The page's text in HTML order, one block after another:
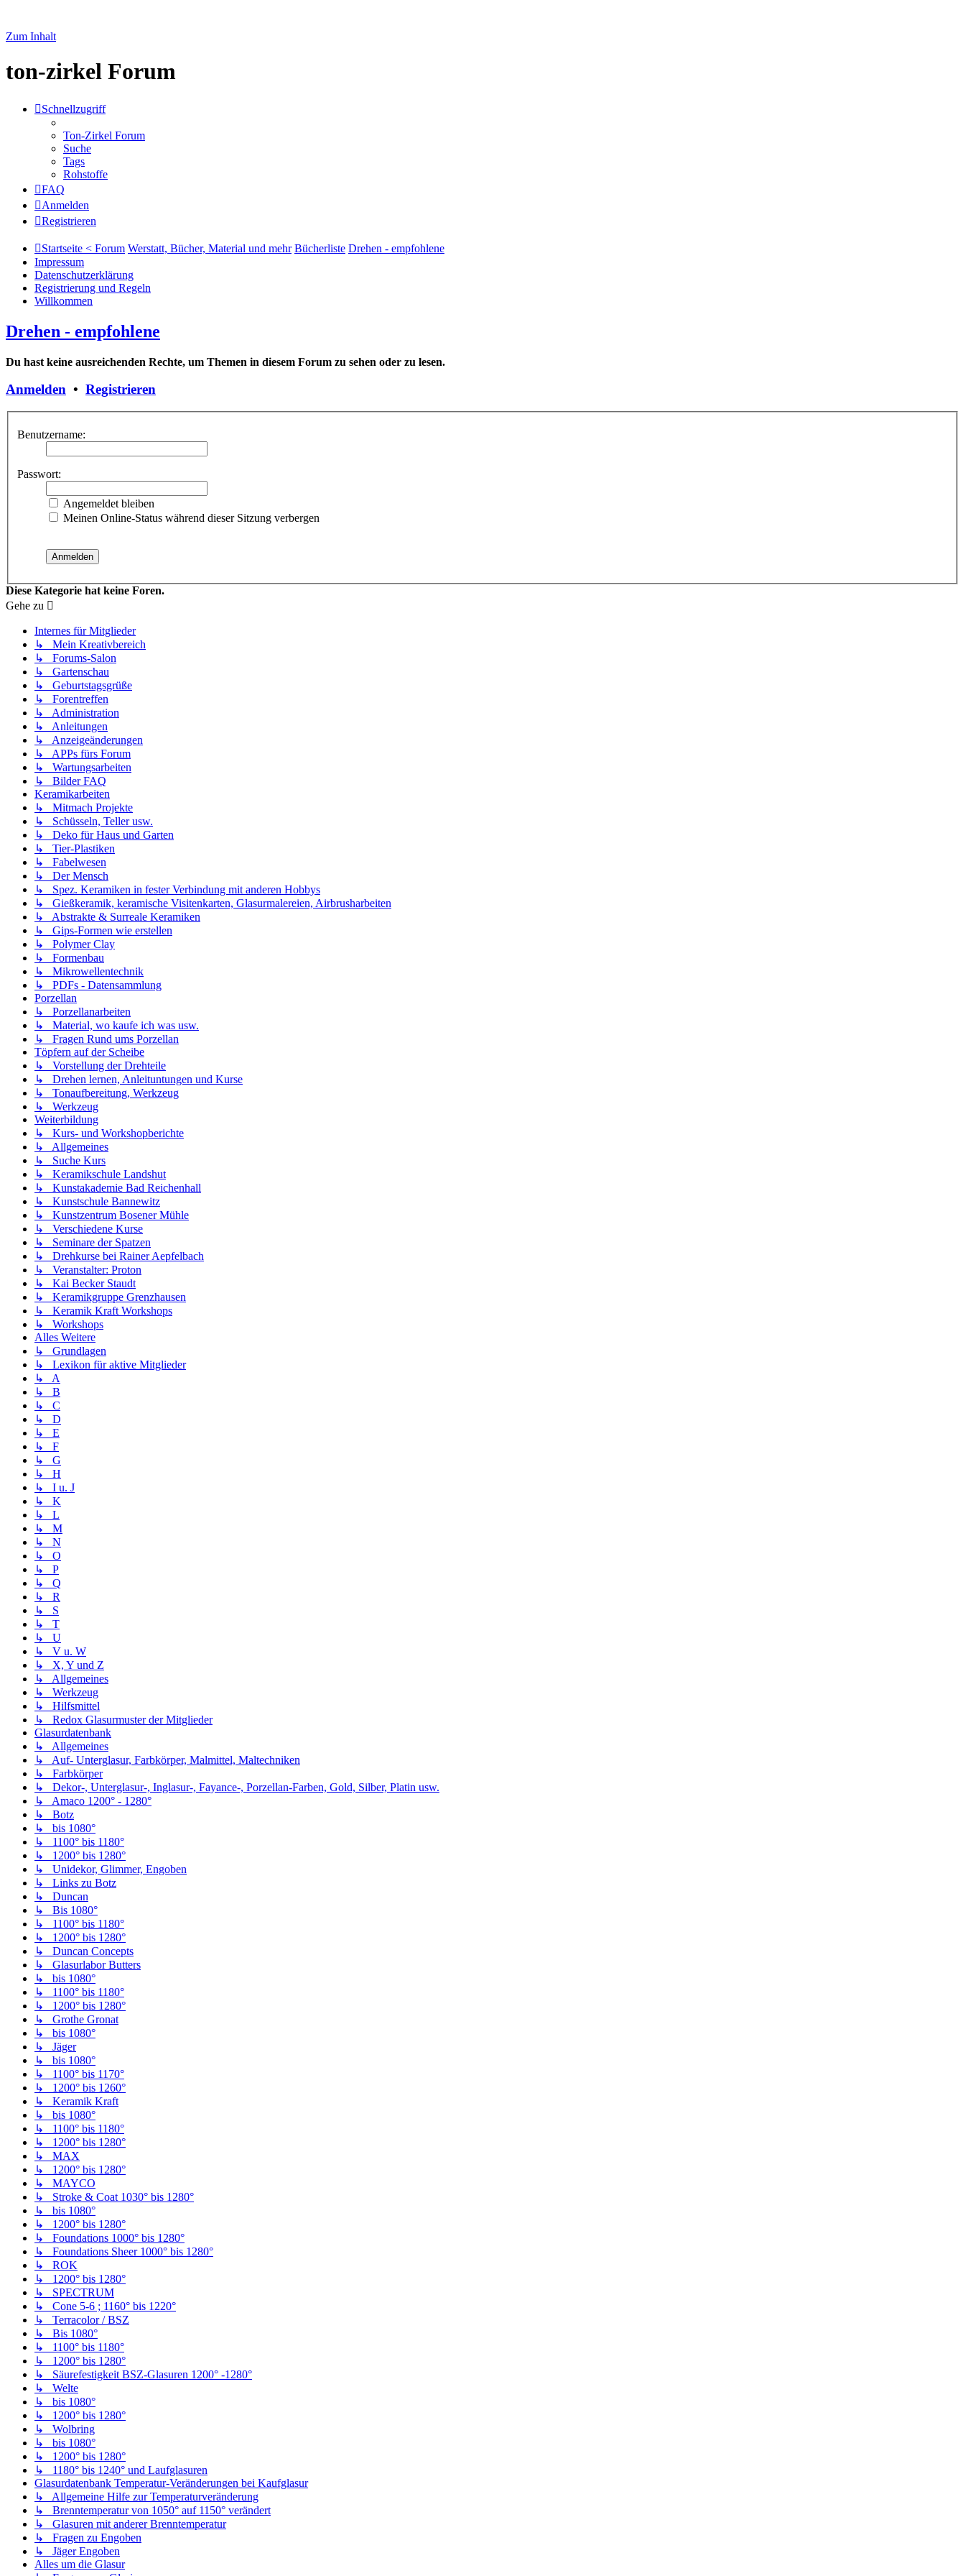
Zum Inhalt
ton-zirkel Forum
Schnellzugriff
Ton-Zirkel Forum
Suche
Tags
Rohstoffe
FAQ
Anmelden
Registrieren
Startseite < Forum Werstatt, Bücher, Material und mehr Bücherliste Drehen - empfohlene
Impressum
Datenschutzerklärung
Registrierung und Regeln
Willkommen
Drehen - empfohlene
Du hast keine ausreichenden Rechte, um Themen in diesem Forum zu sehen oder zu lesen.
Anmelden • Registrieren
Benutzername:
Passwort:
Angemeldet bleiben
Meinen Online-Status während dieser Sitzung verbergen
Diese Kategorie hat keine Foren.
Gehe zu
Internes für Mitglieder
↳ Mein Kreativbereich
↳ Forums-Salon
↳ Gartenschau
↳ Geburtstagsgrüße
↳ Forentreffen
↳ Administration
↳ Anleitungen
↳ Anzeigeänderungen
↳ APPs fürs Forum
↳ Wartungsarbeiten
↳ Bilder FAQ
Keramikarbeiten
↳ Mitmach Projekte
↳ Schüsseln, Teller usw.
↳ Deko für Haus und Garten
↳ Tier-Plastiken
↳ Fabelwesen
↳ Der Mensch
↳ Spez. Keramiken in fester Verbindung mit anderen Hobbys
↳ Gießkeramik, keramische Visitenkarten, Glasurmalereien, Airbrusharbeiten
↳ Abstrakte & Surreale Keramiken
↳ Gips-Formen wie erstellen
↳ Polymer Clay
↳ Formenbau
↳ Mikrowellentechnik
↳ PDFs - Datensammlung
Porzellan
↳ Porzellanarbeiten
↳ Material, wo kaufe ich was usw.
↳ Fragen Rund ums Porzellan
Töpfern auf der Scheibe
↳ Vorstellung der Drehteile
↳ Drehen lernen, Anleituntungen und Kurse
↳ Tonaufbereitung, Werkzeug
↳ Werkzeug
Weiterbildung
↳ Kurs- und Workshopberichte
↳ Allgemeines
↳ Suche Kurs
↳ Keramikschule Landshut
↳ Kunstakademie Bad Reichenhall
↳ Kunstschule Bannewitz
↳ Kunstzentrum Bosener Mühle
↳ Verschiedene Kurse
↳ Seminare der Spatzen
↳ Drehkurse bei Rainer Aepfelbach
↳ Veranstalter: Proton
↳ Kai Becker Staudt
↳ Keramikgruppe Grenzhausen
↳ Keramik Kraft Workshops
↳ Workshops
Alles Weitere
↳ Grundlagen
↳ Lexikon für aktive Mitglieder
↳ A
↳ B
↳ C
↳ D
↳ E
↳ F
↳ G
↳ H
↳ I u. J
↳ K
↳ L
↳ M
↳ N
↳ O
↳ P
↳ Q
↳ R
↳ S
↳ T
↳ U
↳ V u. W
↳ X, Y und Z
↳ Allgemeines
↳ Werkzeug
↳ Hilfsmittel
↳ Redox Glasurmuster der Mitglieder
Glasurdatenbank
↳ Allgemeines
↳ Auf- Unterglasur, Farbkörper, Malmittel, Maltechniken
↳ Farbkörper
↳ Dekor-, Unterglasur-, Inglasur-, Fayance-, Porzellan-Farben, Gold, Silber, Platin usw.
↳ Amaco 1200° - 1280°
↳ Botz
↳ bis 1080°
↳ 1100° bis 1180°
↳ 1200° bis 1280°
↳ Unidekor, Glimmer, Engoben
↳ Links zu Botz
↳ Duncan
↳ Bis 1080°
↳ 1100° bis 1180°
↳ 1200° bis 1280°
↳ Duncan Concepts
↳ Glasurlabor Butters
↳ bis 1080°
↳ 1100° bis 1180°
↳ 1200° bis 1280°
↳ Grothe Gronat
↳ bis 1080°
↳ Jäger
↳ bis 1080°
↳ 1100° bis 1170°
↳ 1200° bis 1260°
↳ Keramik Kraft
↳ bis 1080°
↳ 1100° bis 1180°
↳ 1200° bis 1280°
↳ MAX
↳ 1200° bis 1280°
↳ MAYCO
↳ Stroke & Coat 1030° bis 1280°
↳ bis 1080°
↳ 1200° bis 1280°
↳ Foundations 1000° bis 1280°
↳ Foundations Sheer 1000° bis 1280°
↳ ROK
↳ 1200° bis 1280°
↳ SPECTRUM
↳ Cone 5-6 ; 1160° bis 1220°
↳ Terracolor / BSZ
↳ Bis 1080°
↳ 1100° bis 1180°
↳ 1200° bis 1280°
↳ Säurefestigkeit BSZ-Glasuren 1200° -1280°
↳ Welte
↳ bis 1080°
↳ 1200° bis 1280°
↳ Wolbring
↳ bis 1080°
↳ 1200° bis 1280°
↳ 1180° bis 1240° und Laufglasuren
Glasurdatenbank Temperatur-Veränderungen bei Kaufglasur
↳ Allgemeine Hilfe zur Temperaturveränderung
↳ Brenntemperatur von 1050° auf 1150° verändert
↳ Glasuren mit anderer Brenntemperatur
↳ Fragen zu Engoben
↳ Jäger Engoben
Alles um die Glasur